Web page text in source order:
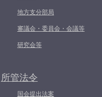
地方支分部局
審議会・委員会・会議等
研究会等
所管法令
国会提出法案